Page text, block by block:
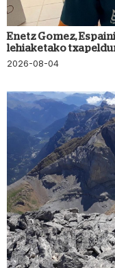
Enetz Gomez,
lehiaketako
2026-08-04